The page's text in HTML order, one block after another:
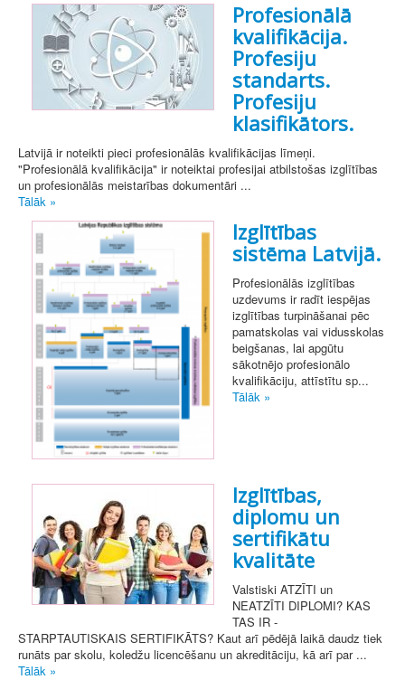
Profesionālā
kvalifikācija.
Profesiju
standarts.
Profesiju
klasifikātors.
Latvijā ir noteikti pieci profesionālās kvalifikācijas līmeņi.
"Profesionālā kvalifikācija" ir noteiktai profesijai atbilstošas izglītības
un profesionālās meistarības dokumentāri ...
Tālāk »
Izglītības
sistēma Latvijā.
Profesionālās izglītības
uzdevums ir radīt iespējas
izglītības turpināšanai pēc
pamatskolas vai vidusskolas
beigšanas, lai apgūtu
sākotnējo profesionālo
kvalifikāciju, attīstītu sp...
Tālāk »
Izglītības,
diplomu un
sertifikātu
kvalitāte
Valstiski ATZĪTI un
NEATZĪTI DIPLOMI? KAS
TAS IR -
STARPTAUTISKAIS SERTIFIKĀTS? Kaut arī pēdējā laikā daudz tiek
runāts par skolu, koledžu licencēšanu un akreditāciju, kā arī par ...
Tālāk »